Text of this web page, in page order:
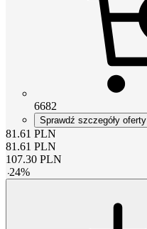
6682
Sprawdź szczegóły oferty
81.61 PLN
81.61 PLN
107.30 PLN
-24%